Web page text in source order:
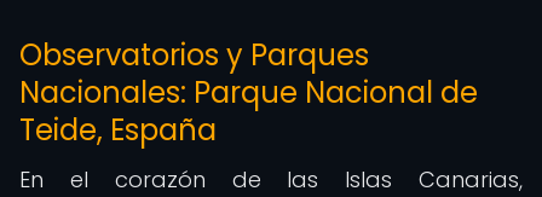
Observatorios y Parques
Nacionales: Parque Nacional de
Teide, España
En el corazón de las Islas Canarias,